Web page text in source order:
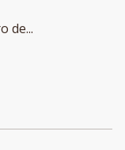
de...